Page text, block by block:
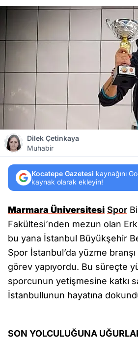
Dilek Çetinkaya
Muhabir
Kocatepe Gazetesi kaynağını
kaynak olarak ekleyin!
Marmara Üniversitesi Spor
Fakültesi’nden mezun olan
bu yana İstanbul Büyükşehir
Spor İstanbul’da yüzme
görev yapıyordu. Bu süreçte
sporcunun yetişmesine katkı
İstanbullunun hayatına
SON YOLCULUĞUNA